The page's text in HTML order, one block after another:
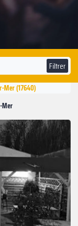
Filtrer
Mer (17640)
Mer
Suivant